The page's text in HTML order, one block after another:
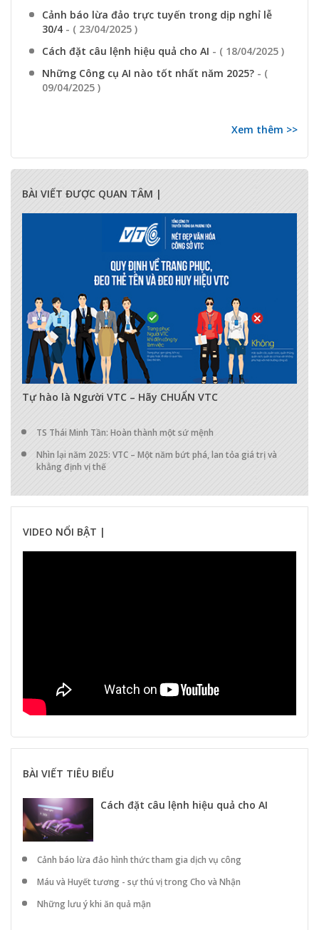
Cảnh báo lừa đảo trực tuyến trong dịp nghỉ lễ
30/4 - ( 23/04/2025 )
Cách đặt câu lệnh hiệu quả cho AI - ( 18/04/2025 )
Những Công cụ AI nào tốt nhất năm 2025? - (
09/04/2025 )
Xem thêm >>
BÀI VIẾT ĐƯỢC QUAN TÂM |
Tự hào là Người VTC – Hãy CHUẨN VTC
TS Thái Minh Tần: Hoàn thành một sứ mệnh
Nhìn lại năm 2025: VTC – Một năm bứt phá, lan tỏa giá trị và
khẳng định vị thế
VIDEO NỔI BẬT |
BÀI VIẾT TIÊU BIỂU
Cách đặt câu lệnh hiệu quả cho AI
Cảnh báo lừa đảo hình thức tham gia dịch vụ công
Máu và Huyết tương - sự thú vị trong Cho và Nhận
Những lưu ý khi ăn quả mận